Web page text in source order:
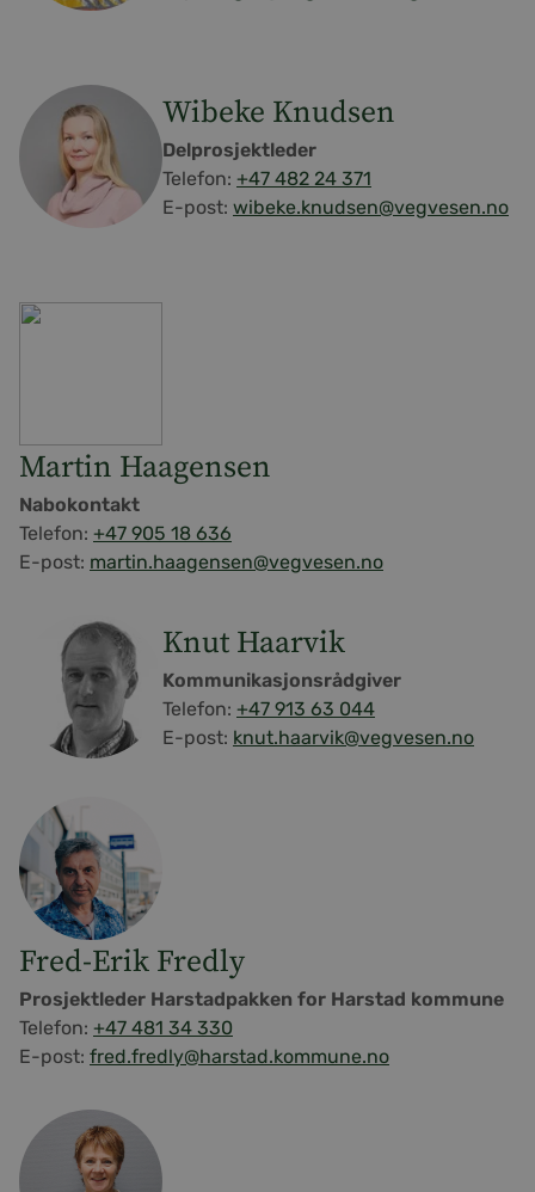
Wibeke Knudsen
Delprosjektleder
Telefon: +47 482 24 371
E-post: wibeke.knudsen@vegvesen.no
Martin Haagensen
Nabokontakt
Telefon: +47 905 18 636
E-post: martin.haagensen@vegvesen.no
Knut Haarvik
Kommunikasjonsrådgiver
Telefon: +47 913 63 044
E-post: knut.haarvik@vegvesen.no
Fred-Erik Fredly
Prosjektleder Harstadpakken for Harstad kommune
Telefon: +47 481 34 330
E-post: fred.fredly@harstad.kommune.no